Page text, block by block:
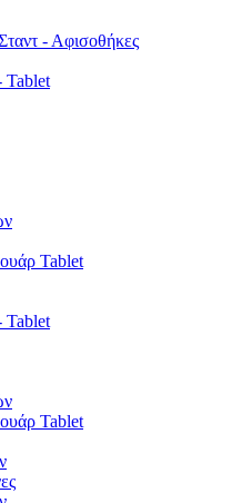
- Αφισοθήκες
Tablet
Tablet
Tablet
Tablet